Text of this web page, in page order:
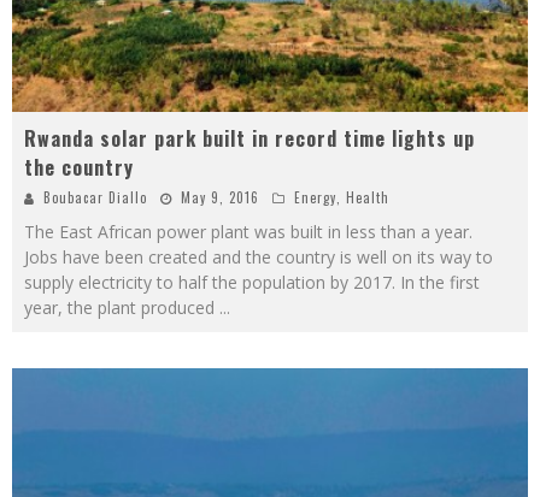
Rwanda solar park built in record time lights up
the country
Boubacar Diallo May 9, 2016 Energy, Health
The East African power plant was built in less than a year.
Jobs have been created and the country is well on its way to
supply electricity to half the population by 2017. In the first
year, the plant produced ...